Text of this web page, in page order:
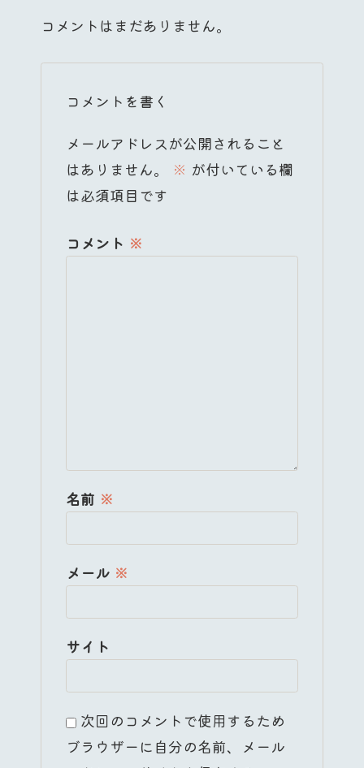
コメントはまだありません。
コメントを書く
メールアドレスが公開されること
はありません。
※ が付いている欄
は必須項目です
コメント ※
名前 ※
メール ※
サイト
次回のコメントで使用するため
ブラウザーに自分の名前、メール